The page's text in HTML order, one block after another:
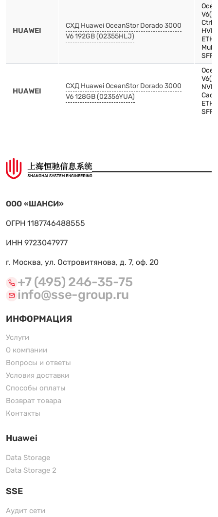
HUAWEI
СХД Huawei OceanStor Dorado 3000
V6 192GB (02355HLJ)
HUAWEI
СХД Huawei OceanStor Dorado 3000
V6 128GB (02356YUA)
ООО «ШАНСИ»
ОГРН 1187746488555
ИНН 9723047977
г. Москва, ул. Островитянова, д. 7, оф. 20
+7 (495) 246-35-75
info@sse-group.ru
ИНФОРМАЦИЯ
Услуги
О компании
Вопросы и ответы
Условия доставки
Способы оплаты
Возврат товара
Контакты
Huawei
Data Storage
Data Storage 2
SSE
Аудит сети